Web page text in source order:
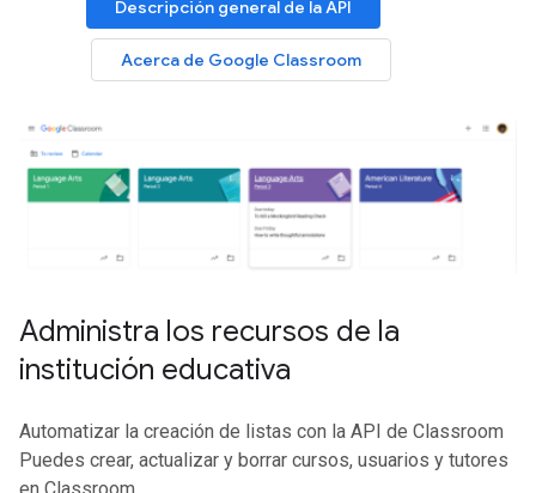
Descripción general de la API
Acerca de Google Classroom
Administra los recursos de la
institución educativa
Automatizar la creación de listas con la API de Classroom
Puedes crear, actualizar y borrar cursos, usuarios y tutores